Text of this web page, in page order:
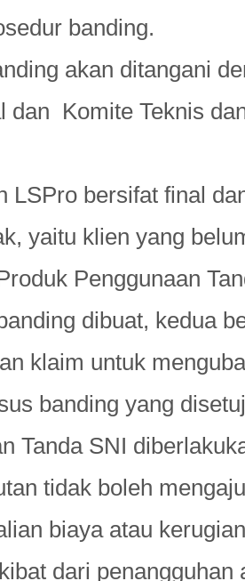
banding.
akan ditangani
dan Komite Teknis
LSPro bersifat final
yaitu klien yang
Penggunaan
dibuat, kedua
klaim untuk
banding yang
Tanda SNI
tidak boleh
biaya atau
dari penangguhan